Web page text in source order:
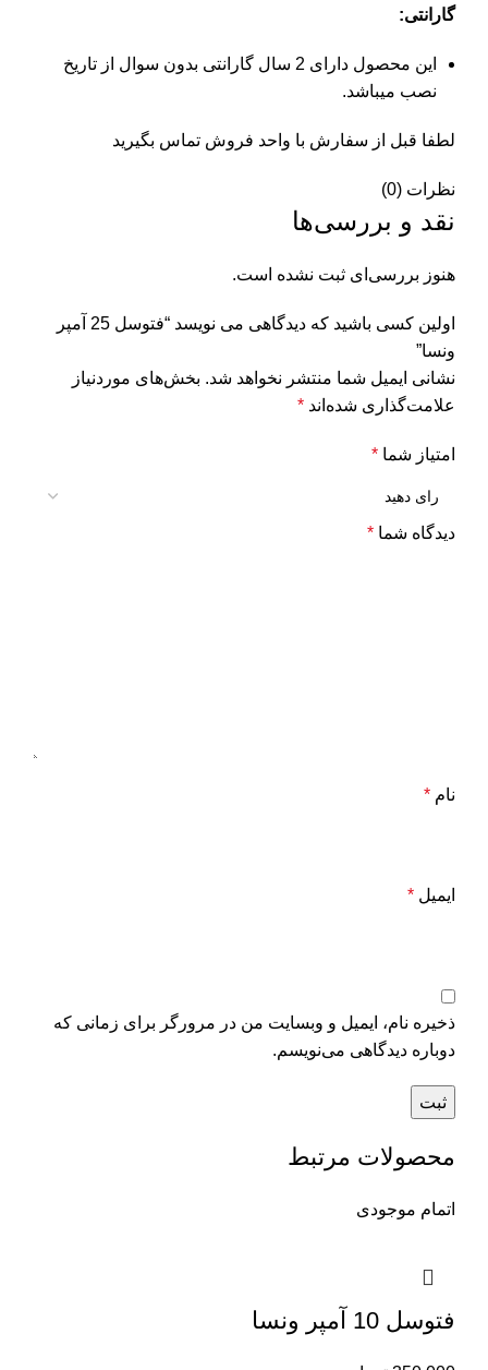
گارانتی:
این محصول دارای 2 سال گارانتی بدون سوال از تاریخ
نصب میباشد.
لطفا قبل از سفارش با واحد فروش تماس بگیرید
نظرات (0)
نقد و بررسی‌ها
هنوز بررسی‌ای ثبت نشده است.
اولین کسی باشید که دیدگاهی می نویسد “فتوسل 25 آمپر
ونسا”
نشانی ایمیل شما منتشر نخواهد شد. بخش‌های موردنیاز
علامت‌گذاری شده‌اند *
امتیاز شما *
دیدگاه شما *
نام *
ایمیل *
ذخیره نام، ایمیل و وبسایت من در مرورگر برای زمانی که
دوباره دیدگاهی می‌نویسم.
محصولات مرتبط
اتمام موجودی
فتوسل 10 آمپر ونسا